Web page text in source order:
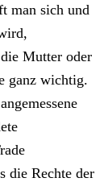
man sich und
Mutter oder
ganz wichtig.
die Rechte der